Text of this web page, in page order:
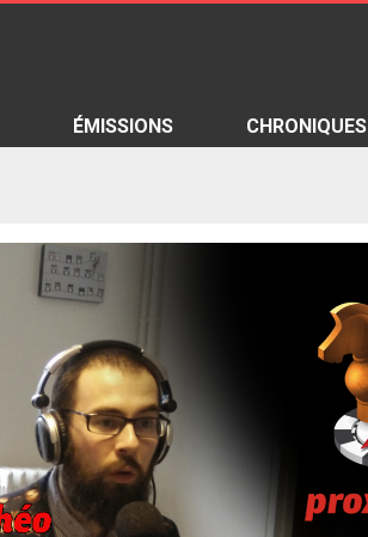
ÉMISSIONS CHRONIQUES